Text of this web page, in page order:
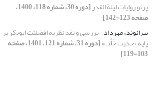
پرتو روایات لیلة القدر [دوره 30، شماره 118، 1400،
صفحه 123-142]
بیرانوند، مهرداد بررسی و نقد نظریه افضلیّت ابوبکر بر
پایه «حدیث خُلَّت» [دوره 31، شماره 121، 1401، صفحه
103-119]